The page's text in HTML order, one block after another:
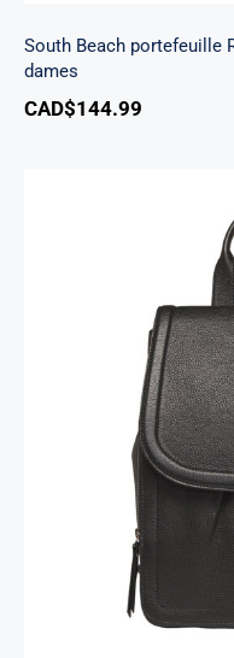
South Beach portefeuille
dames
CAD$144.99
Sac